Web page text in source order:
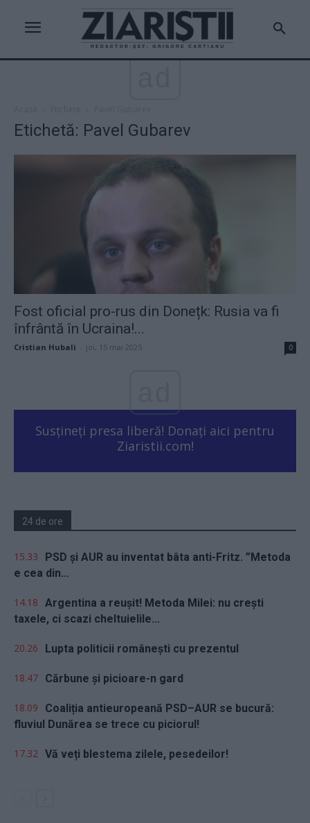
Etichetă: Pavel Gubarev
Fost oficial pro-rus din Donețk: Rusia va fi
înfrântă în Ucraina!...
Cristian Hubali joi, 15 mai 2025 0
Susțineți presa liberă! Donați aici pentru
Ziaristii.com!
24 de ore
15.33
PSD și AUR au inventat bâta anti-Fritz. ”Metoda
e cea din...
14.18 Argentina a reușit! Metoda Milei: nu crești
taxele, ci scazi cheltuielile...
20.26 Lupta politicii românești cu prezentul
18.47 Cărbune și picioare-n gard
18.09
Coaliția antieuropeană PSD–AUR se bucură:
fluviul Dunărea se trece cu piciorul!
17.32 Vă veți blestema zilele, pesedeilor!